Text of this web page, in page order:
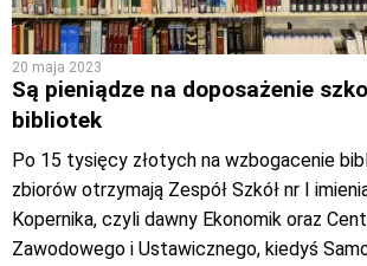
20 maja 2023
Są pieniądze na doposażenie
bibliotek
Po 15 tysięcy złotych na wzbogacenie
zbiorów otrzymają Zespół Szkół nr I
Kopernika, czyli dawny Ekonomik oraz
Zawodowego i Ustawicznego, kiedyś